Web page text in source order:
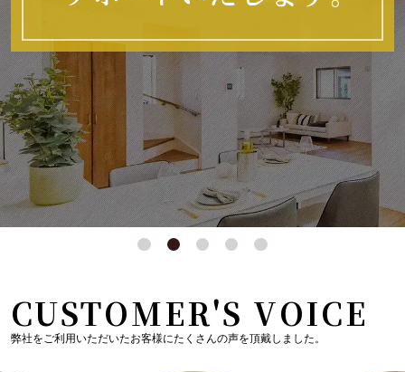
CUSTOMER'S VOICE
弊社をご利用いただいたお客様にたくさんの声を頂戴しました。